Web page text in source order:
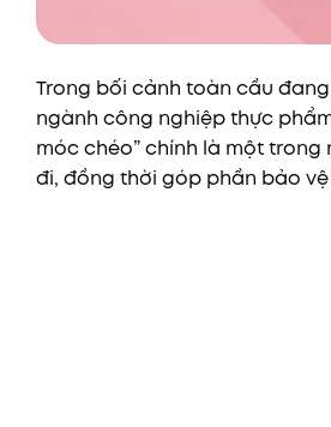
Trong bối cảnh toàn cầu
ngành công nghiệp thực
móc chéo” chính là một
đi, đồng thời góp phần bảo